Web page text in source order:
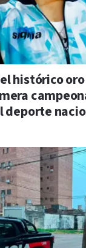
histórico
deporte